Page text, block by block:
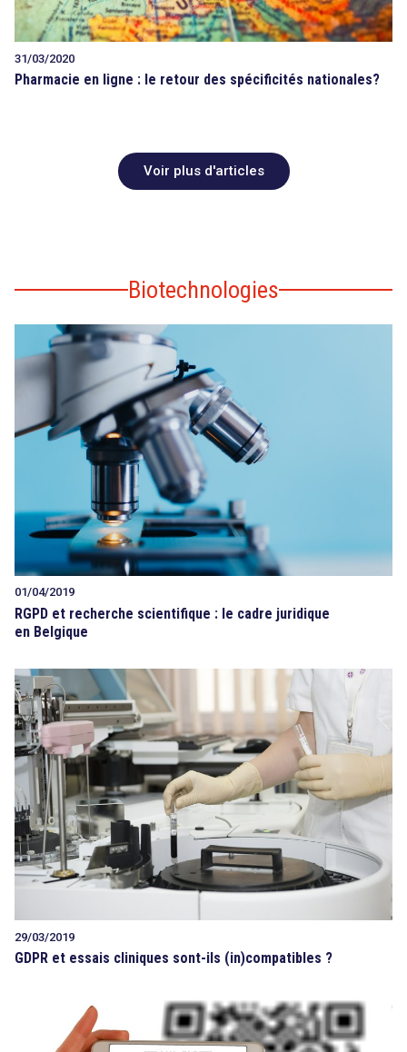
31/03/2020
Pharmacie en ligne : le retour des spécificités nationales?
Voir plus d'articles
Biotechnologies
01/04/2019
RGPD et recherche scientifique : le cadre juridique
en Belgique
29/03/2019
GDPR et essais cliniques sont-ils (in)compatibles ?